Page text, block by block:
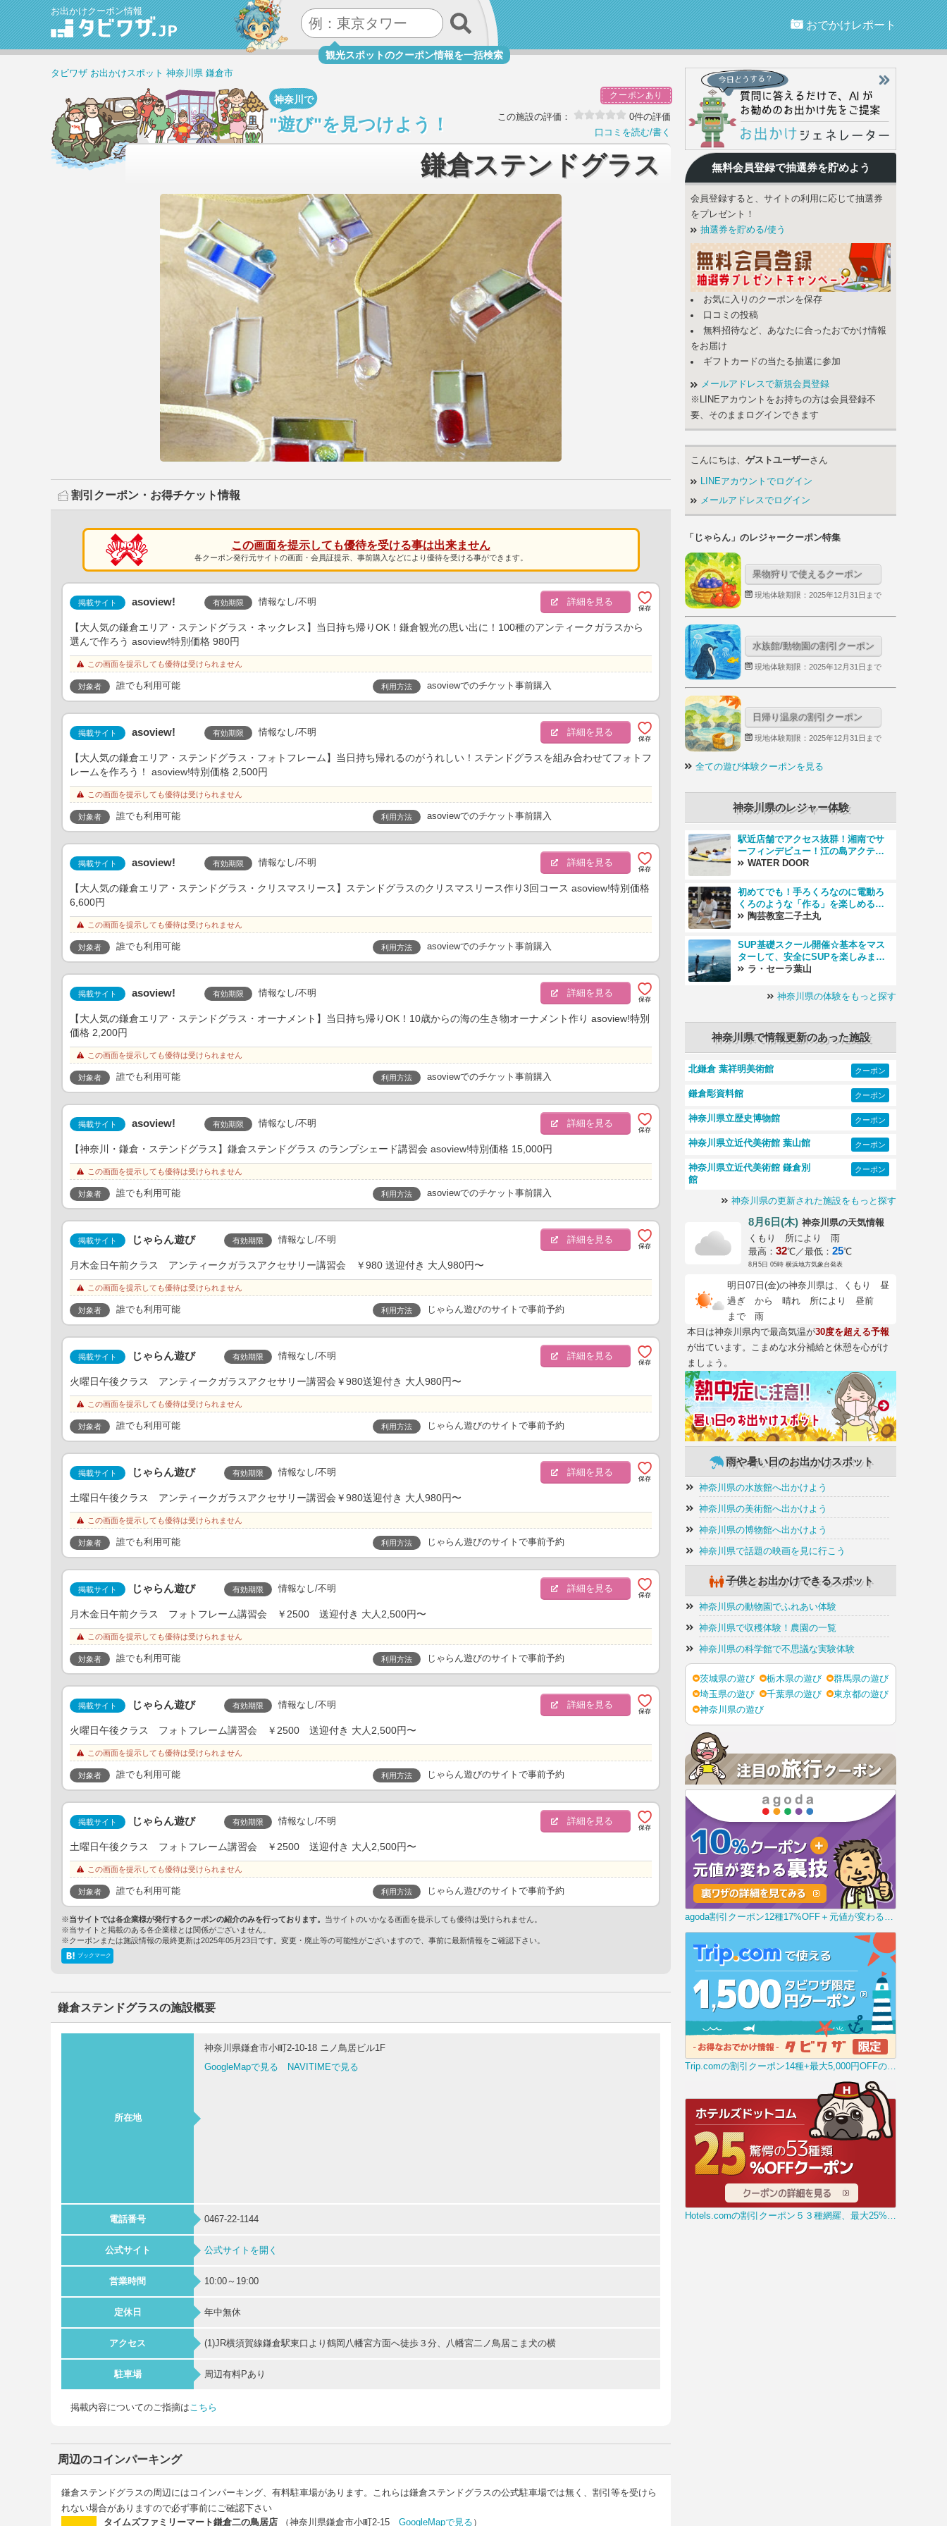
お出かけクーポン情報
観光スポットのクーポン情報を一括検索
おでかけレポート
タビワザ お出かけスポット 神奈川県 鎌倉市
クーポンあり
この施設の評価：
0件の評価
口コミを読む/書く
鎌倉ステンドグラス
神奈川で
"遊び"を見つけよう！
割引クーポン・お得チケット情報
この画面を提示しても優待を受ける事は出来ません
各クーポン発行元サイトの画面・会員証提示、事前購入などにより優待を受ける事ができます。
掲載サイト asoview! 有効期限 情報なし/不明
【大人気の鎌倉エリア・ステンドグラス・ネックレス】当日持ち帰りOK！鎌倉観光の思い出に！100種のアンティークガラスから
選んで作ろう asoview!特別価格 980円
詳細を見る
この画面を提示しても優待は受けられません
対象者 誰でも利用可能 利用方法 asoviewでのチケット事前購入
掲載サイト asoview! 有効期限 情報なし/不明
【大人気の鎌倉エリア・ステンドグラス・フォトフレーム】当日持ち帰れるのがうれしい！ステンドグラスを組み合わせてフォトフ
レームを作ろう！ asoview!特別価格 2,500円
詳細を見る
この画面を提示しても優待は受けられません
対象者 誰でも利用可能 利用方法 asoviewでのチケット事前購入
掲載サイト asoview! 有効期限 情報なし/不明
【大人気の鎌倉エリア・ステンドグラス・クリスマスリース】ステンドグラスのクリスマスリース作り3回コース asoview!特別価格
6,600円
詳細を見る
この画面を提示しても優待は受けられません
対象者 誰でも利用可能 利用方法 asoviewでのチケット事前購入
掲載サイト asoview! 有効期限 情報なし/不明
【大人気の鎌倉エリア・ステンドグラス・オーナメント】当日持ち帰りOK！10歳からの海の生き物オーナメント作り asoview!特別
価格 2,200円
詳細を見る
この画面を提示しても優待は受けられません
対象者 誰でも利用可能 利用方法 asoviewでのチケット事前購入
掲載サイト asoview! 有効期限 情報なし/不明
【神奈川・鎌倉・ステンドグラス】鎌倉ステンドグラス のランプシェード講習会 asoview!特別価格 15,000円
詳細を見る
この画面を提示しても優待は受けられません
対象者 誰でも利用可能 利用方法 asoviewでのチケット事前購入
掲載サイト じゃらん遊び 有効期限 情報なし/不明
月木金日午前クラス アンティークガラスアクセサリー講習会 ￥980 送迎付き 大人980円〜
詳細を見る
この画面を提示しても優待は受けられません
対象者 誰でも利用可能 利用方法 じゃらん遊びのサイトで事前予約
掲載サイト じゃらん遊び 有効期限 情報なし/不明
火曜日午後クラス アンティークガラスアクセサリー講習会￥980送迎付き 大人980円〜
詳細を見る
この画面を提示しても優待は受けられません
対象者 誰でも利用可能 利用方法 じゃらん遊びのサイトで事前予約
掲載サイト じゃらん遊び 有効期限 情報なし/不明
土曜日午後クラス アンティークガラスアクセサリー講習会￥980送迎付き 大人980円〜
詳細を見る
この画面を提示しても優待は受けられません
対象者 誰でも利用可能 利用方法 じゃらん遊びのサイトで事前予約
掲載サイト じゃらん遊び 有効期限 情報なし/不明
月木金日午前クラス フォトフレーム講習会 ￥2500 送迎付き 大人2,500円〜
詳細を見る
この画面を提示しても優待は受けられません
対象者 誰でも利用可能 利用方法 じゃらん遊びのサイトで事前予約
掲載サイト じゃらん遊び 有効期限 情報なし/不明
火曜日午後クラス フォトフレーム講習会 ￥2500 送迎付き 大人2,500円〜
詳細を見る
この画面を提示しても優待は受けられません
対象者 誰でも利用可能 利用方法 じゃらん遊びのサイトで事前予約
掲載サイト じゃらん遊び 有効期限 情報なし/不明
土曜日午後クラス フォトフレーム講習会 ￥2500 送迎付き 大人2,500円〜
詳細を見る
この画面を提示しても優待は受けられません
対象者 誰でも利用可能 利用方法 じゃらん遊びのサイトで事前予約
※当サイトでは各企業様が発行するクーポンの紹介のみを行っております。 当サイトのいかなる画面を提示しても優待は受けられません。
※当サイトと掲載のある各企業様とは関係がございません。
※クーポンまたは施設情報の最終更新は2025年05月23日です。変更・廃止等の可能性がございますので、事前に最新情報をご確認下さい。
ブックマーク
鎌倉ステンドグラスの施設概要
所在地
神奈川県鎌倉市小町2-10-18 ニノ鳥居ビル1F
GoogleMapで見る
NAVITIMEで見る
電話番号 0467-22-1144
公式サイト 公式サイトを開く
営業時間 10:00～19:00
定休日 年中無休
アクセス (1)JR横須賀線鎌倉駅東口より鶴岡八幡宮方面へ徒歩３分、八幡宮二ノ鳥居こま犬の横
駐車場 周辺有料Pあり
掲載内容についてのご指摘は こちら
周辺のコインパーキング
鎌倉ステンドグラスの周辺にはコインパーキング、有料駐車場があります。これらは鎌倉ステンドグラスの公式駐車場では無く、割引等を受けら
れない場合がありますので必ず事前にご確認下さい
タイムズファミリーマート鎌倉二の鳥居店 （神奈川県鎌倉市小町2-15 GoogleMapで見る ）
無料会員登録で抽選券を貯めよう
会員登録すると、サイトの利用に応じて抽選券
をプレゼント！
抽選券を貯める/使う
お気に入りのクーポンを保存
口コミの投稿
無料招待など、あなたに合ったおでかけ情報
をお届け
ギフトカードの当たる抽選に参加
メールアドレスで新規会員登録
※LINEアカウントをお持ちの方は会員登録不
要、そのままログインできます
こんにちは、 ゲストユーザーさん
LINEアカウントでログイン
メールアドレスでログイン
「じゃらん」のレジャークーポン特集
果物狩りで使えるクーポン
現地体験期限：2025年12月31日まで
水族館/動物園の割引クーポン
現地体験期限：2025年12月31日まで
日帰り温泉の割引クーポン
現地体験期限：2025年12月31日まで
全ての遊び体験クーポンを見る
神奈川県のレジャー体験
駅近店舗でアクセス抜群！湘南でサ
ーフィンデビュー！江の島アクティ
ビティー
WATER DOOR
初めてでも！手ろくろなのに電動ろ
くろのような「作る」を楽しめる！
ちょっと体験 プラン
陶芸教室二子土丸
SUP基礎スクール開催☆基本をマス
ターして、安全にSUPを楽しみまし
ょう☆
ラ・セーラ葉山
神奈川県の体験をもっと探す
神奈川県で情報更新のあった施設
北鎌倉 葉祥明美術館 クーポン
鎌倉彫資料館 クーポン
神奈川県立歴史博物館 クーポン
神奈川県立近代美術館 葉山館 クーポン
神奈川県立近代美術館 鎌倉別
館
クーポン
神奈川県の更新された施設をもっと探す
8月6日(木) 神奈川県の天気情報
くもり 所により 雨
最高： 32℃／最低： 25℃
8月5日 05時 横浜地方気象台発表
明日07日(金)の神奈川県は、くもり 昼
過ぎ から 晴れ 所により 昼前
まで 雨
本日は神奈川県内で最高気温が30度を超える予報
が出ています。こまめな水分補給と休憩を心がけ
ましょう。
雨や暑い日のお出かけスポット
神奈川県の水族館へ出かけよう
神奈川県の美術館へ出かけよう
神奈川県の博物館へ出かけよう
神奈川県で話題の映画を見に行こう
子供とお出かけできるスポット
神奈川県の動物園でふれあい体験
神奈川県で収穫体験！農園の一覧
神奈川県の科学館で不思議な実験体験
茨城県の遊び 栃木県の遊び
群馬県の遊び
埼玉県の遊び
千葉県の遊び
東京都の遊び
神奈川県の遊び
agoda割引クーポン12種17%OFF＋元値が変わる裏技
Trip.comの割引クーポン14種+最大5,000円OFFの裏技
Hotels.comの割引クーポン５３種網羅、最大25%OFFまとめ